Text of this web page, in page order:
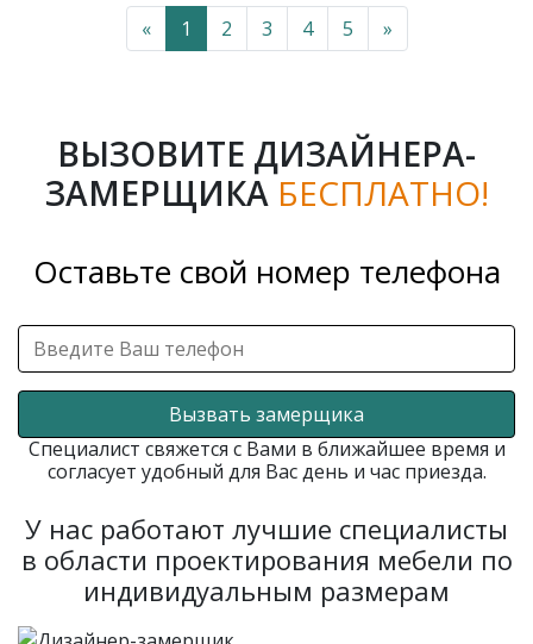
« 1 2 3 4 5 »
ВЫЗОВИТЕ ДИЗАЙНЕРА-
ЗАМЕРЩИКА БЕСПЛАТНО!
Оставьте свой номер телефона
Вызвать замерщика
Специалист свяжется с Вами в ближайшее время и
согласует удобный для Вас день и час приезда.
У нас работают лучшие специалисты
в области проектирования мебели по
индивидуальным размерам